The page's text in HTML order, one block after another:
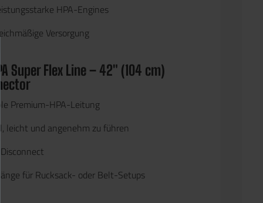
HPA-Engines
Versorgung
Super Flex Line – 42" (104 cm)
Premium-HPA-Leitung
leicht und angenehm zu führen
Disconnect
für Rucksack- oder Belt-Setups